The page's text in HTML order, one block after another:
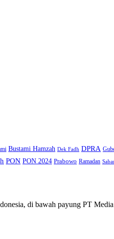
Bustami Hamzah Dek Fadh DPRA
PON PON 2024 Prabowo Ramadan
di bawah payung PT